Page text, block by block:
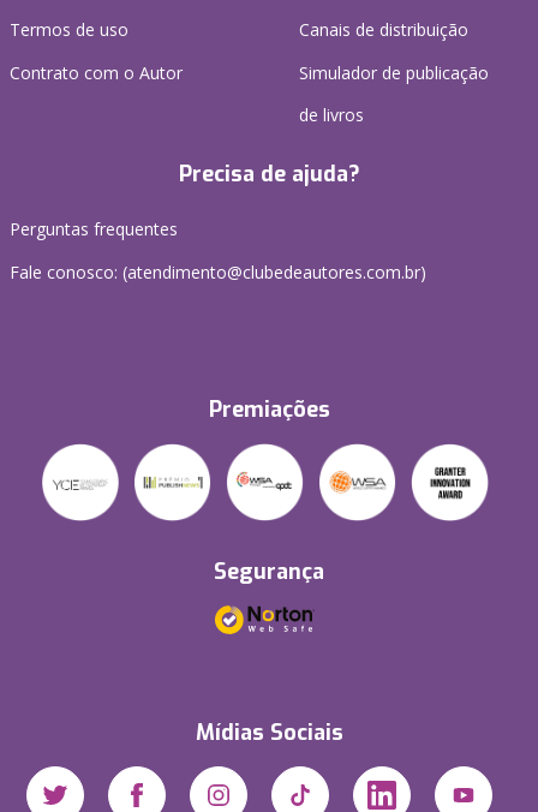
Termos de uso
Contrato com o Autor
Canais de distribuição
Simulador de publicação
de livros
Precisa de ajuda?
Perguntas frequentes
Fale conosco: (atendimento@clubedeautores.com.br)
Premiações
Segurança
Mídias Sociais